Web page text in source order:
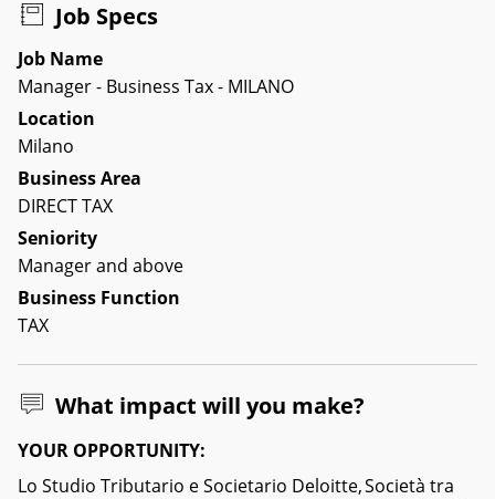
Job Specs
Job Name
Manager - Business Tax - MILANO
Location
Milano
Business Area
DIRECT TAX
Seniority
Manager and above
Business Function
TAX
What impact will you make?
YOUR OPPORTUNITY:
Lo Studio Tributario e Societario Deloitte, Società tra